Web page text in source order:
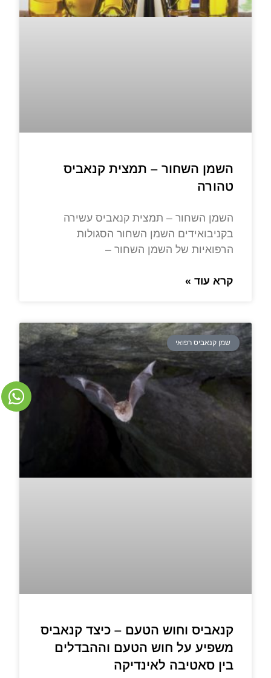
השמן השחור – תמצית קנאביס
טהורה
השמן השחור – תמצית קנאביס עשירה
בקניבואידים השמן השחור הסגולות
הרפואיות של השמן השחור –
קרא עוד »
שמן קנאביס רפואי
קנאביס וחוש הטעם – כיצד קנאביס
משפיע על חוש הטעם וההבדלים
בין סאטיבה לאינדיקה